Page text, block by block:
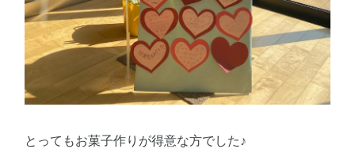
とってもお菓子作りが得意な方でした♪